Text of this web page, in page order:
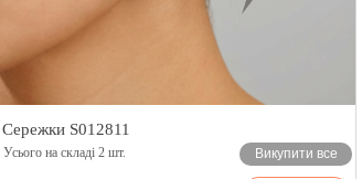
Сережки S012811
Усього на складі 2 шт. Викупити все